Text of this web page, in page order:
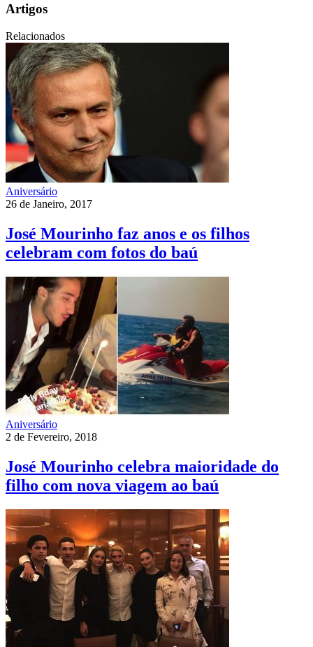
Artigos
Relacionados
Aniversário
26 de Janeiro, 2017
José Mourinho faz anos e os filhos
celebram com fotos do baú
Aniversário
2 de Fevereiro, 2018
José Mourinho celebra maioridade do
filho com nova viagem ao baú